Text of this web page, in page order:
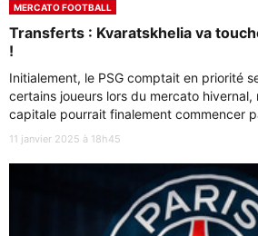
MERCATO FOOTBALL
Transferts : Kvaratskhelia va
!
Initialement, le PSG comptait en priorité
certains joueurs lors du mercato hivernal,
capitale pourrait finalement commencer
11 janvier 2025 à 18h45